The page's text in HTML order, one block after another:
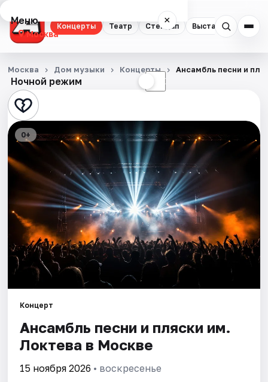
Концерты Театр Стендап Выставки
Меню ×
Москва
Концерты
Театр
Стендап
Выставки
Квесты
Экскурсии
Спорт
События
Площадки
Артисты
Ночной режим ☾
Москва Дом музыки Концерты Ансамбль песни и
0+
Концерт
Ансамбль песни и пляски им.
Локтева в Москве
15 ноября 2026 • воскресенье